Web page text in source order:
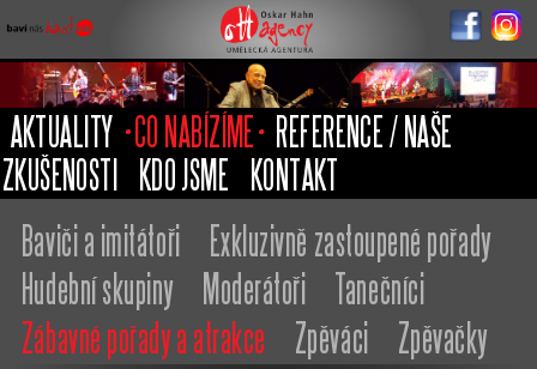
Oskar Hahn
Agency
AKTUALITY CO NABÍZÍME
REFERENCE / NAŠE
ZKUŠENOSTI
KDO JSME
KONTAKT
Baviči a imitátoři
Exkluzivně zastoupené pořady
Hudební skupiny
Moderátoři
Tanečníci
Zábavné pořady a atrakce
Zpěváci Zpěvačky